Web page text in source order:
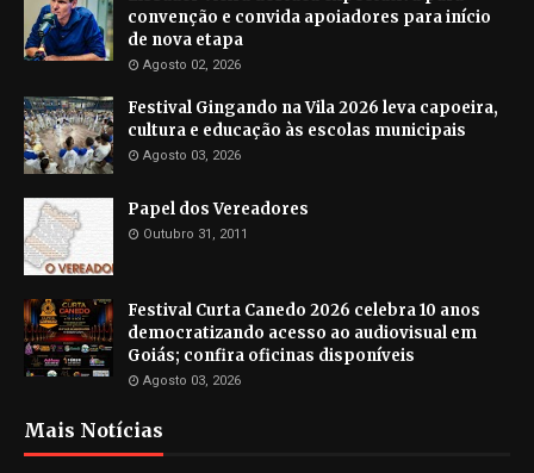
convenção e convida apoiadores para início
de nova etapa
Agosto 02, 2026
Festival Gingando na Vila 2026 leva capoeira,
cultura e educação às escolas municipais
Agosto 03, 2026
Papel dos Vereadores
Outubro 31, 2011
Festival Curta Canedo 2026 celebra 10 anos
democratizando acesso ao audiovisual em
Goiás; confira oficinas disponíveis
Agosto 03, 2026
Mais Notícias